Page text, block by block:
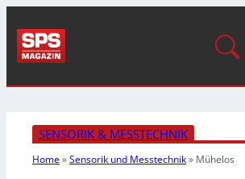
SENSORIK & MESSTECHNIK
Home»Sensorik und Messtechnik» Mühelos